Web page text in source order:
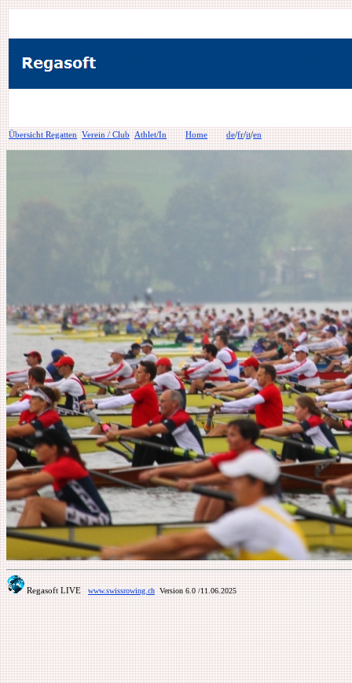
Übersicht Regatten Verein / Club Athlet/In Home de/fr/it/en
Regasoft LIVE www.swissrowing.chVersion 6.0/11.06.2025